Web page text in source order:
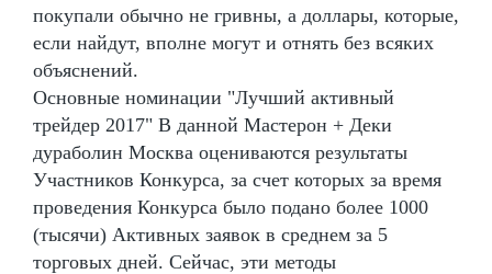
покупали обычно не гривны, а доллары, которые,
если найдут, вполне могут и отнять без всяких
объяснений.
Основные номинации "Лучший активный
трейдер 2017" В данной Мастерон + Деки
дураболин Москва оцениваются результаты
Участников Конкурса, за счет которых за время
проведения Конкурса было подано более 1000
(тысячи) Активных заявок в среднем за 5
торговых дней. Сейчас, эти методы